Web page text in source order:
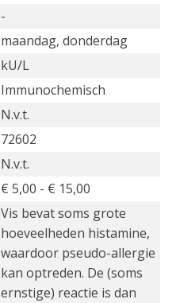
-
maandag, donderdag
kU/L
Immunochemisch
N.v.t.
72602
N.v.t.
€ 5,00 - € 15,00
Vis bevat soms grote
hoeveelheden histamine,
waardoor pseudo-allergie
kan optreden. De (soms
ernstige) reactie is dan